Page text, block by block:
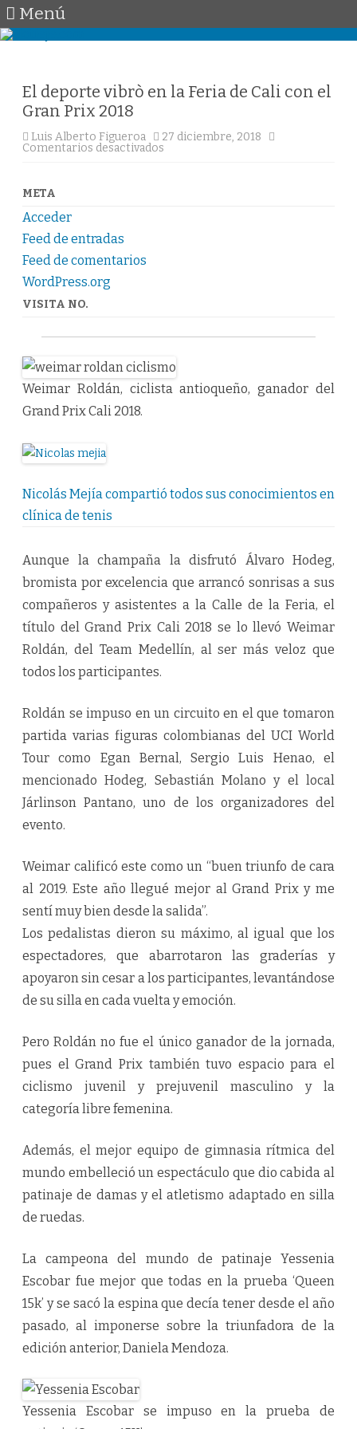
Menú
El deporte vibrò en la Feria de Cali con el
Gran Prix 2018
Luis Alberto Figueroa
27 diciembre, 2018
Comentarios desactivados
META
Acceder
Feed de entradas
Feed de comentarios
WordPress.org
VISITA NO.
Weimar Roldán, ciclista antioqueño, ganador del
Grand Prix Cali 2018.
Nicolás Mejía compartió todos sus conocimientos en
clínica de tenis
Aunque la champaña la disfrutó Álvaro Hodeg,
bromista por excelencia que arrancó sonrisas a sus
compañeros y asistentes a la Calle de la Feria, el
título del Grand Prix Cali 2018 se lo llevó Weimar
Roldán, del Team Medellín, al ser más veloz que
todos los participantes.
Roldán se impuso en un circuito en el que tomaron
partida varias figuras colombianas del UCI World
Tour como Egan Bernal, Sergio Luis Henao, el
mencionado Hodeg, Sebastián Molano y el local
Járlinson Pantano, uno de los organizadores del
evento.
Weimar calificó este como un “buen triunfo de cara
al 2019. Este año llegué mejor al Grand Prix y me
sentí muy bien desde la salida”.
Los pedalistas dieron su máximo, al igual que los
espectadores, que abarrotaron las graderías y
apoyaron sin cesar a los participantes, levantándose
de su silla en cada vuelta y emoción.
Pero Roldán no fue el único ganador de la jornada,
pues el Grand Prix también tuvo espacio para el
ciclismo juvenil y prejuvenil masculino y la
categoría libre femenina.
Además, el mejor equipo de gimnasia rítmica del
mundo embelleció un espectáculo que dio cabida al
patinaje de damas y el atletismo adaptado en silla
de ruedas.
La campeona del mundo de patinaje Yessenia
Escobar fue mejor que todas en la prueba ‘Queen
15k’ y se sacó la espina que decía tener desde el año
pasado, al imponerse sobre la triunfadora de la
edición anterior, Daniela Mendoza.
Yessenia Escobar se impuso en la prueba de